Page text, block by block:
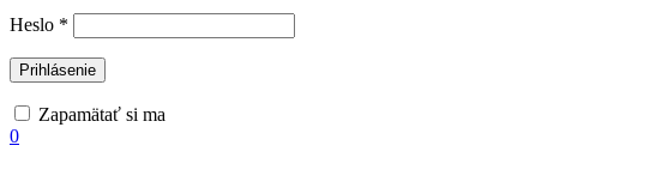
Heslo *
Prihlásenie
Zapamätať si ma
0